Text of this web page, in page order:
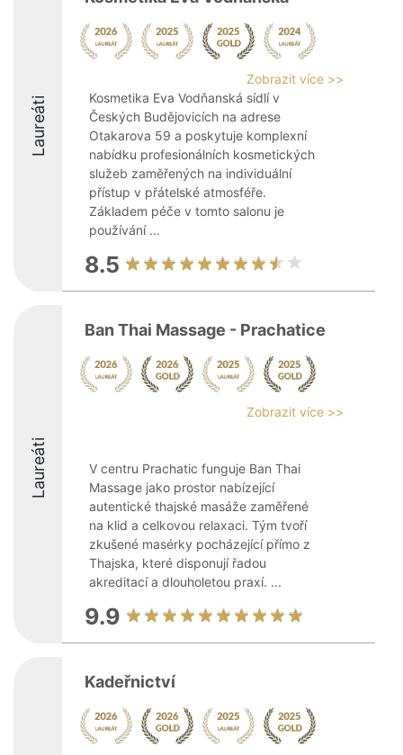
Laureáti
Zobrazit více >>
Kosmetika Eva Vodňanská sídlí v
Českých Budějovicích na adrese
Otakarova 59 a poskytuje komplexní
nabídku profesionálních kosmetických
služeb zaměřených na individuální
přístup v přátelské atmosféře.
Základem péče v tomto salonu je
používání ...
8.5
Laureáti
Ban Thai Massage - Prachatice
Zobrazit více >>
V centru Prachatic funguje Ban Thai
Massage jako prostor nabízející
autentické thajské masáže zaměřené
na klid a celkovou relaxaci. Tým tvoří
zkušené masérky pocházející přímo z
Thajska, které disponují řadou
akreditací a dlouholetou praxí. ...
9.9
Kadeřnictví